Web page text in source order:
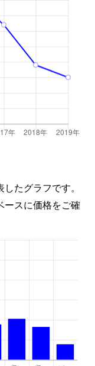
たグラフです。
ースに価格をご確